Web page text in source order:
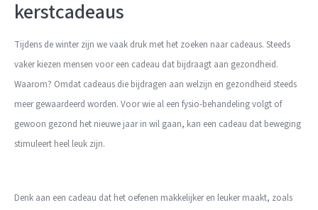
kerstcadeaus
Tijdens de winter zijn we vaak druk met het zoeken naar cadeaus. Steeds
vaker kiezen mensen voor een cadeau dat bijdraagt aan gezondheid.
Waarom? Omdat cadeaus die bijdragen aan welzijn en gezondheid steeds
meer gewaardeerd worden. Voor wie al een fysio-behandeling volgt of
gewoon gezond het nieuwe jaar in wil gaan, kan een cadeau dat beweging
stimuleert heel leuk zijn.
Denk aan een cadeau dat het oefenen makkelijker en leuker maakt, zoals